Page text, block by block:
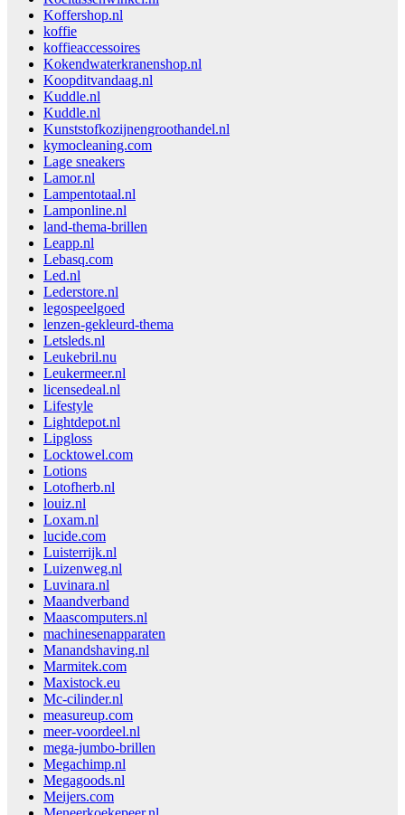
Koffershop.nl
koffie
koffieaccessoires
Kokendwaterkranenshop.nl
Koopditvandaag.nl
Kuddle.nl
Kuddle.nl
Kunststofkozijnengroothandel.nl
kymocleaning.com
Lage sneakers
Lamor.nl
Lampentotaal.nl
Lamponline.nl
land-thema-brillen
Leapp.nl
Lebasq.com
Led.nl
Lederstore.nl
legospeelgoed
lenzen-gekleurd-thema
Letsleds.nl
Leukebril.nu
Leukermeer.nl
licensedeal.nl
Lifestyle
Lightdepot.nl
Lipgloss
Locktowel.com
Lotions
Lotofherb.nl
louiz.nl
Loxam.nl
lucide.com
Luisterrijk.nl
Luizenweg.nl
Luvinara.nl
Maandverband
Maascomputers.nl
machinesenapparaten
Manandshaving.nl
Marmitek.com
Maxistock.eu
Mc-cilinder.nl
measureup.com
meer-voordeel.nl
mega-jumbo-brillen
Megachimp.nl
Megagoods.nl
Meijers.com